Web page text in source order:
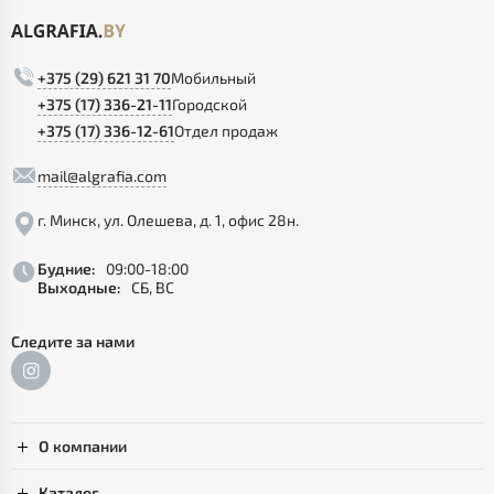
+375 (29) 621 31 70Мобильный
+375 (17) 336-21-11Городской
+375 (17) 336-12-61Отдел продаж
mail@algrafia.com
г. Минск, ул. Олешева, д. 1, офис 28н.
Будние:
09:00-18:00
Выходные: СБ, ВС
Следите за нами
О компании